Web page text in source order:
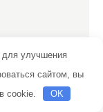
для улучшения
сайтом, вы
cookie.
OK